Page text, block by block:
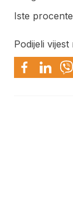
Iste
Podijeli vijest